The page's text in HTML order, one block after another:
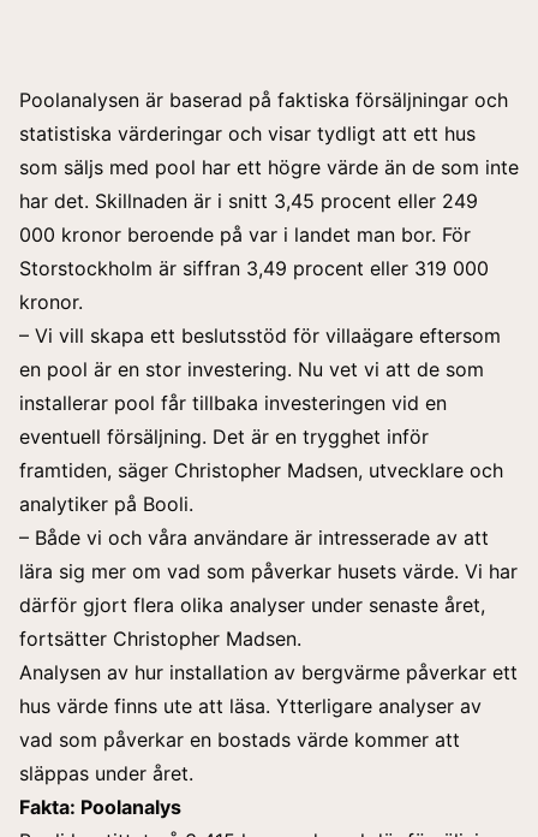
Poolanalysen är baserad på faktiska försäljningar och
statistiska värderingar och visar tydligt att ett hus
som säljs med pool har ett högre värde än de som inte
har det. Skillnaden är i snitt 3,45 procent eller 249
000 kronor beroende på var i landet man bor. För
Storstockholm är siffran 3,49 procent eller 319 000
kronor.
– Vi vill skapa ett beslutsstöd för villaägare eftersom
en pool är en stor investering. Nu vet vi att de som
installerar pool får tillbaka investeringen vid en
eventuell försäljning. Det är en trygghet inför
framtiden, säger Christopher Madsen, utvecklare och
analytiker på Booli.
– Både vi och våra användare är intresserade av att
lära sig mer om vad som påverkar husets värde. Vi har
därför gjort flera olika analyser under senaste året,
fortsätter Christopher Madsen.
Analysen av hur installation av bergvärme påverkar ett
hus värde finns ute att läsa. Ytterligare analyser av
vad som påverkar en bostads värde kommer att
släppas under året.
Fakta: Poolanalys